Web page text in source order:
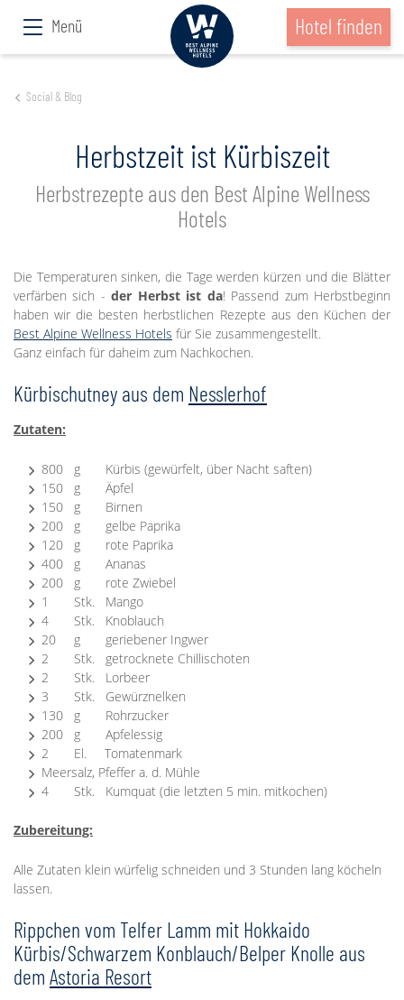
Menü Hotel finden
Social & Blog
Herbstzeit ist Kürbiszeit
Herbstrezepte aus den Best Alpine Wellness
Hotels
Die Temperaturen sinken, die Tage werden kürzen und die Blätter
verfärben sich -der Herbst ist da! Passend zum Herbstbeginn
haben wir die besten herbstlichen Rezepte aus den Küchen der
Best Alpine Wellness Hotels für Sie zusammengestellt.
Ganz einfach für daheim zum Nachkochen.
Kürbischutney aus dem Nesslerhof
Zutaten:
800 g Kürbis (gewürfelt, über Nacht saften)
150 g Äpfel
150 g Birnen
200 g gelbe Paprika
120 g rote Paprika
400 g Ananas
200 g rote Zwiebel
1 Stk. Mango
4 Stk. Knoblauch
20 g geriebener Ingwer
2 Stk. getrocknete Chillischoten
2 Stk. Lorbeer
3 Stk. Gewürznelken
130 g Rohrzucker
200 g Apfelessig
2 El. Tomatenmark
Meersalz, Pfeffer a. d. Mühle
4 Stk. Kumquat (die letzten 5 min. mitkochen)
Zubereitung:
Alle Zutaten klein würfelig schneiden und 3 Stunden lang köcheln
lassen.
Rippchen vom Telfer Lamm mit Hokkaido
Kürbis/Schwarzem Konblauch/Belper Knolle aus
dem Astoria Resort